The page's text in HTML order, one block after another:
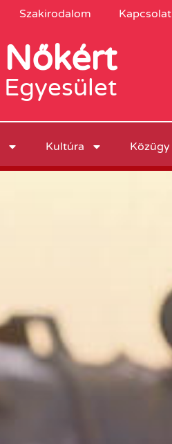
Szakirodalom Kapcsolat
Nőkért
Egyesület
Kultúra Közügy